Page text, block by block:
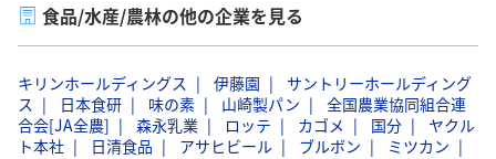
食品/水産/農林の他の企業を見る
キリンホールディングス 伊藤園
サントリーホールディング
ス
日本食研 味の素 山崎製パン
全国農業協同組合連
合会[JA全農]
森永乳業 ロッテ カゴメ 国分
ヤクル
ト本社
日清食品 アサヒビール ブルボン
ミツカン